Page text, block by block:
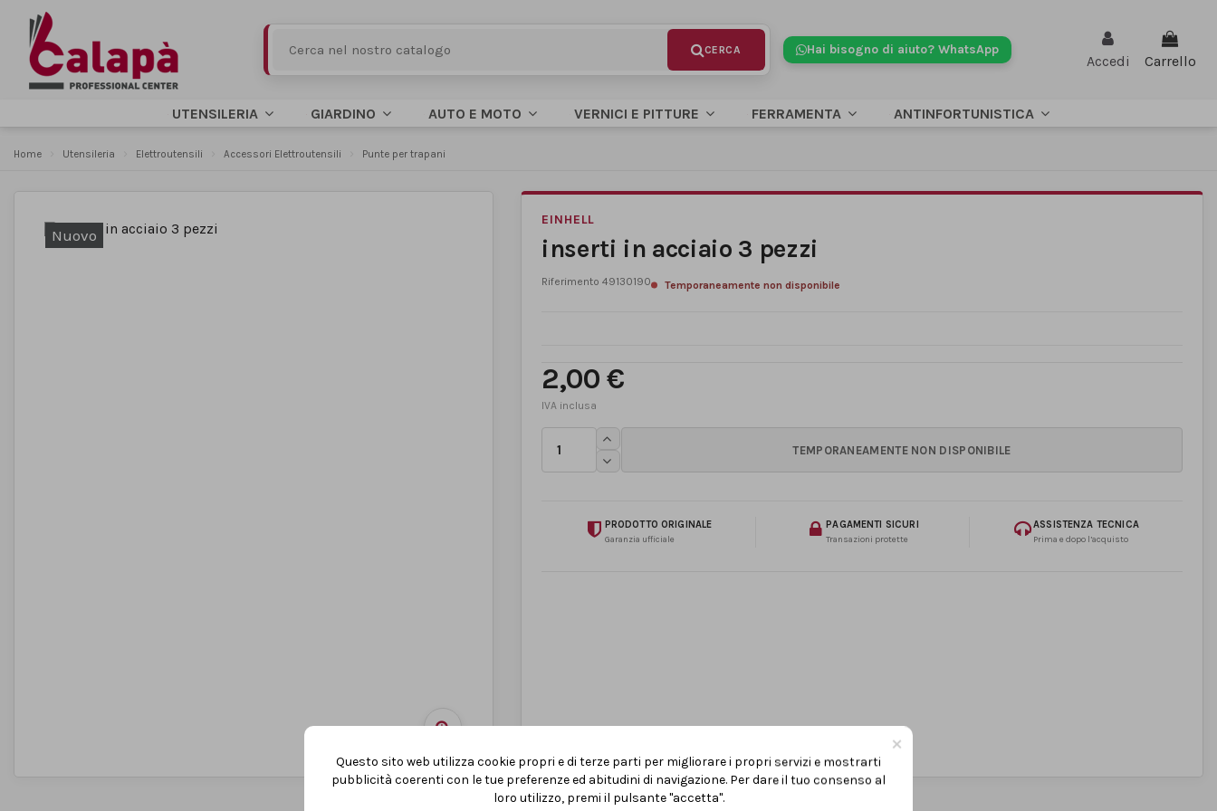
Hai bisogno di aiuto? WhatsApp
Accedi Carrello
UTENSILERIA GIARDINO AUTO E MOTO VERNICI E PITTURE FERRAMENTA ANTINFORTUNISTICA
Home Utensileria Elettroutensili Accessori Elettroutensili Punte per trapani
Nuovo
EINHELL
inserti in acciaio 3 pezzi
Riferimento 49130190 Temporaneamente non disponibile
2,00 €
PRODOTTO ORIGINALE
Garanzia ufficiale
PAGAMENTI SICURI
Transazioni protette
ASSISTENZA TECNICA
Prima e dopo l’acquisto
×
Questo sito web utilizza cookie propri e di terze parti per migliorare i propri servizi e mostrarti
pubblicità coerenti con le tue preferenze ed abitudini di navigazione. Per dare il tuo consenso al
loro utilizzo, premi il pulsante "accetta".